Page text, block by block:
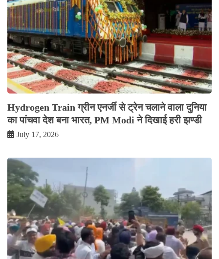
Hydrogen Train ग्रीन एनर्जी से ट्रेन चलाने वाला दुनिया
का पांचवा देश बना भारत, PM Modi ने दिखाई हरी झण्डी
July 17, 2026